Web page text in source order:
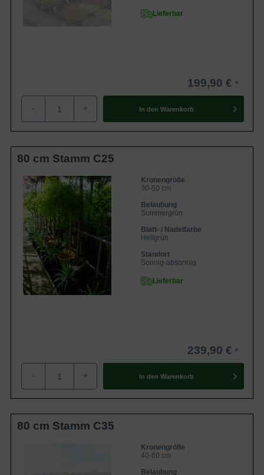
Lieferbar
199,90 €
- + In den Warenkorb
80 cm Stamm C25
Kronengröße
30-50 cm
Belaubung
Sommergrün
Blatt- / Nadelfarbe
Hellgrün
Standort
Sonnig-absonnig
Lieferbar
239,90 €
- + In den Warenkorb
80 cm Stamm C35
Kronengröße
40-60 cm
Belaubung